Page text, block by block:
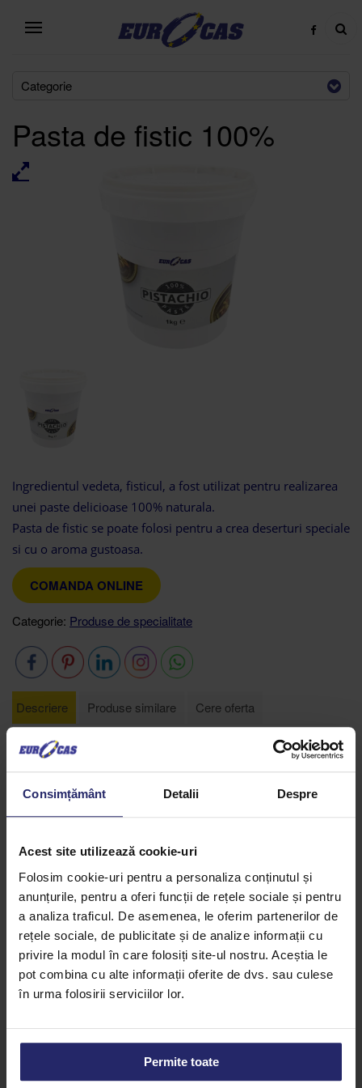
Consimțământ Detalii Despre
Acest site utilizează cookie-uri
Folosim cookie-uri pentru a personaliza conținutul și
anunțurile, pentru a oferi funcții de rețele sociale și pentru
a analiza traficul. De asemenea, le oferim partenerilor de
rețele sociale, de publicitate și de analize informații cu
privire la modul în care folosiți site-ul nostru. Aceștia le
pot combina cu alte informații oferite de dvs. sau culese
în urma folosirii serviciilor lor.
Permite toate
Categorie
Pasta de fistic 100%
Ingredientul vedeta, fisticul, a fost utilizat pentru realizarea
unei paste delicioase 100% naturala.
Pasta de fistic se poate folosi pentru a crea deserturi speciale
si cu o aroma gustoasa.
COMANDA ONLINE
Categorie: Produse de specialitate
Descriere Produse similare Cere oferta
Pasta de fistic 100%
aroma 100% naturala de fistic;
magazinul online, Dulcinea.